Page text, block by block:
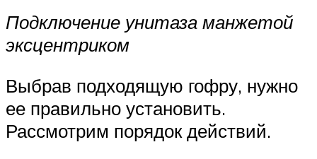
Подключение унитаза манжетой
эксцентриком
Выбрав подходящую гофру, нужно
ее правильно установить.
Рассмотрим порядок действий.